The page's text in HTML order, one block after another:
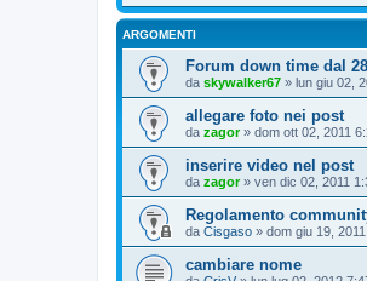
ARGOMENTI
Forum down time dal
da skywalker67 » lun giu 02,
allegare foto nei post
da zagor» dom ott 02, 2011
inserire video nel post
da zagor» ven dic 02, 2011
Regolamento
da Cisgaso » dom giu 19,
cambiare nome